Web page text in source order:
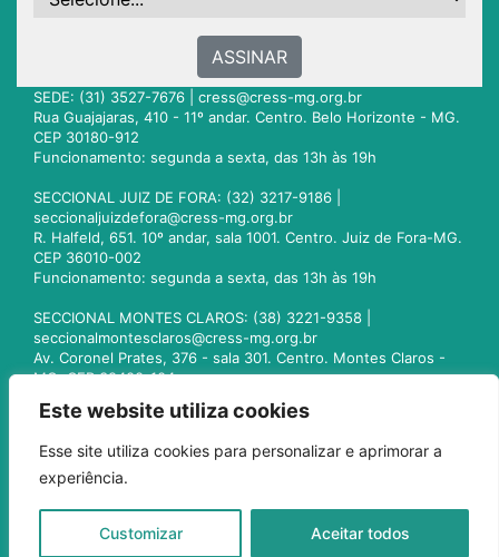
Este website utiliza cookies
Esse site utiliza cookies para personalizar e aprimorar a
experiência.
Customizar Aceitar todos
ASSINAR
SEDE: (31) 3527-7676 | cress@cress-mg.org.br
Rua Guajajaras, 410 - 11º andar. Centro. Belo Horizonte - MG.
CEP 30180-912
Funcionamento: segunda a sexta, das 13h às 19h
SECCIONAL JUIZ DE FORA: (32) 3217-9186 |
seccionaljuizdefora@cress-mg.org.br
R. Halfeld, 651. 10º andar, sala 1001. Centro. Juiz de Fora-MG.
CEP 36010-002
Funcionamento: segunda a sexta, das 13h às 19h
SECCIONAL MONTES CLAROS: (38) 3221-9358 |
seccionalmontesclaros@cress-mg.org.br
Av. Coronel Prates, 376 - sala 301. Centro. Montes Claros -
MG. CEP 39400-104
seccionaluberlandia@cress-mg.org.br
Av. Afonso Pena, 547 - sala 101. Uberlândia - MG. CEP